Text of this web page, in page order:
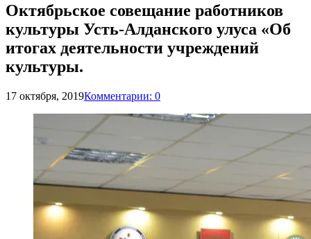
Октябрьское совещание работников
культуры Усть-Алданского улуса «Об
итогах деятельности учреждений
культуры.
17 октября, 2019Комментарии: 0